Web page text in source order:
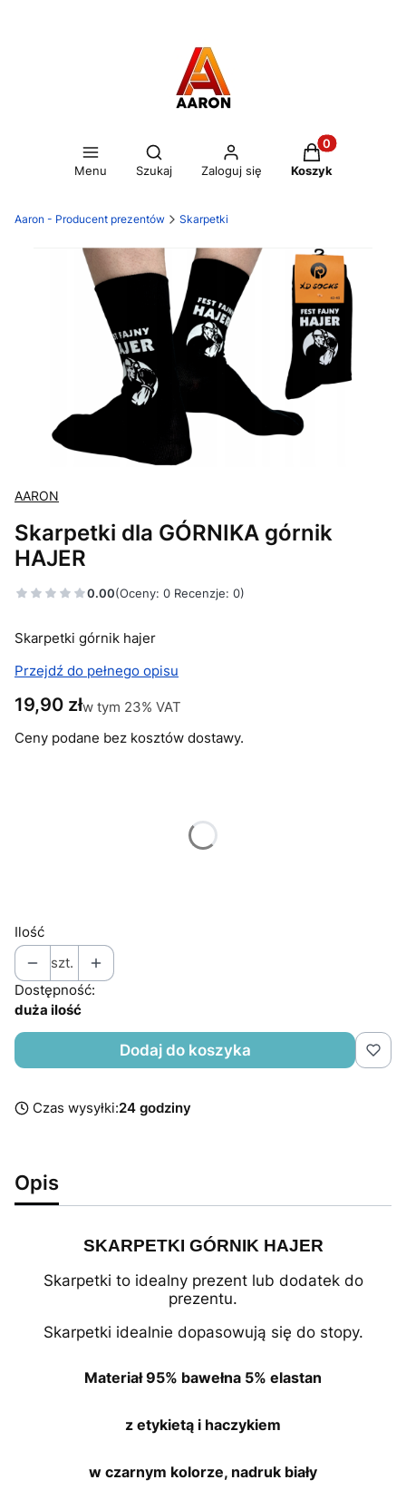
Menu
Otwórz wyszukiwarkę
Szukaj Zaloguj się
Produkty w
Koszyk
Aaron - Producent prezentów Skarpetki
AARON
Skarpetki dla GÓRNIKA górnik
HAJER
0.00(Oceny: 0 Recenzje: 0)
Skarpetki górnik hajer
Przejdź do pełnego opisu
Cena
19,90 złw tym 23% VAT
w tym 23% VAT
Ceny podane bez kosztów dostawy.
Ilość
szt.
Dostępność:
duża ilość
Dodaj do koszyka
Czas wysyłki:24 godziny
Opis
SKARPETKI GÓRNIK HAJER
Skarpetki to idealny prezent lub dodatek do
prezentu.
Skarpetki idealnie dopasowują się do stopy.
Materiał 95% bawełna 5% elastan
z etykietą i haczykiem
w czarnym kolorze, nadruk biały